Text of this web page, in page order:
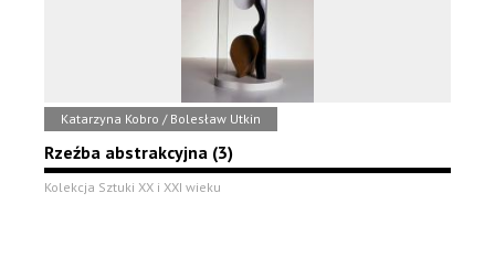
Katarzyna Kobro / Bolesław Utkin
Rzeźba abstrakcyjna (3)
Kolekcja Sztuki XX i XXI wieku